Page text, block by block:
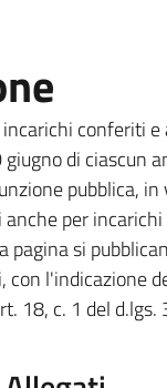
conferiti
di ciascun
pubblica,
per
pagina si
con l'indicazione
18, c. 1 del